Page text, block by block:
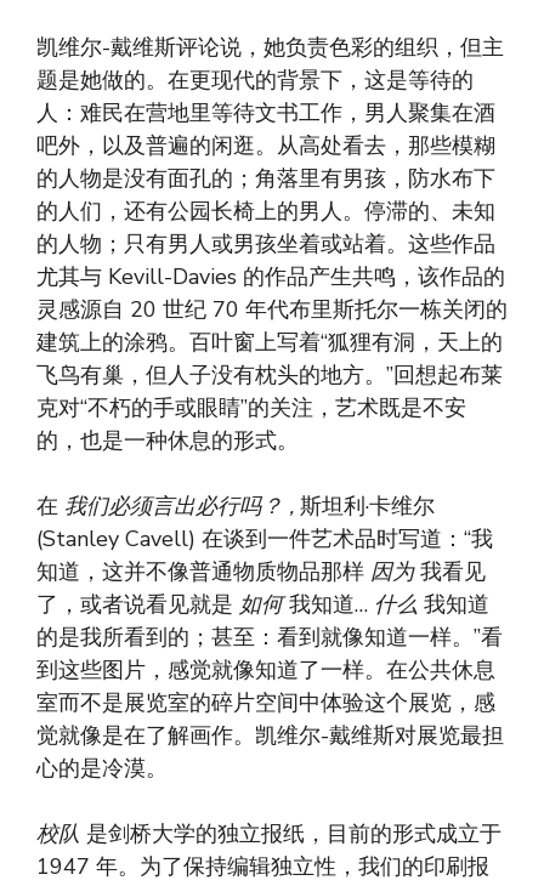
凯维尔-戴维斯评论说，她负责色彩的组织，但主
题是她做的。在更现代的背景下，这是等待的
人：难民在营地里等待文书工作，男人聚集在酒
吧外，以及普遍的闲逛。从高处看去，那些模糊
的人物是没有面孔的；角落里有男孩，防水布下
的人们，还有公园长椅上的男人。停滞的、未知
的人物；只有男人或男孩坐着或站着。这些作品
尤其与 Kevill-Davies 的作品产生共鸣，该作品的
灵感源自 20 世纪 70 年代布里斯托尔一栋关闭的
建筑上的涂鸦。百叶窗上写着“狐狸有洞，天上的
飞鸟有巢，但人子没有枕头的地方。”回想起布莱
克对“不朽的手或眼睛”的关注，艺术既是不安
的，也是一种休息的形式。
在 我们必须言出必行吗？ , 斯坦利·卡维尔
(Stanley Cavell) 在谈到一件艺术品时写道：“我
知道，这并不像普通物质物品那样 因为我看见
了，或者说看见就是 如何我知道… 什么 我知道
的是我所看到的；甚至：看到就像知道一样。”看
到这些图片，感觉就像知道了一样。在公共休息
室而不是展览室的碎片空间中体验这个展览，感
觉就像是在了解画作。凯维尔-戴维斯对展览最担
心的是冷漠。
校队 是剑桥大学的独立报纸，目前的形式成立于
1947 年。为了保持编辑独立性，我们的印刷报